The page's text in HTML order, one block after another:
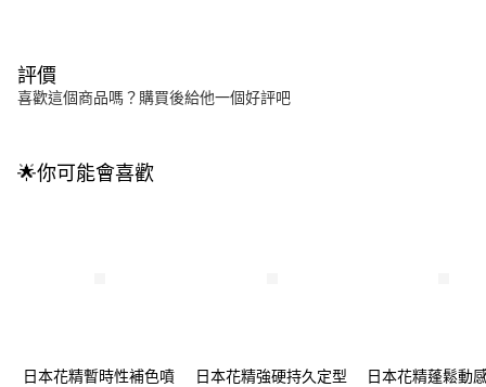
評價
喜歡這個商品嗎？購買後給他一個好評吧
🌟你可能會喜歡
日本花精暫時性補色噴
日本花精強硬持久定型
日本花精蓬鬆動